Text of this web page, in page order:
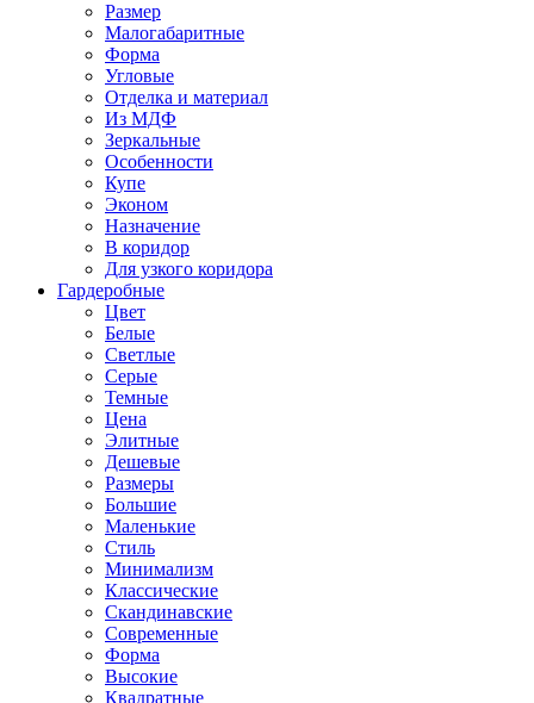
Размер
Малогабаритные
Форма
Угловые
Отделка и материал
Из МДФ
Зеркальные
Особенности
Купе
Эконом
Назначение
В коридор
Для узкого коридора
Гардеробные
Цвет
Белые
Светлые
Серые
Темные
Цена
Элитные
Дешевые
Размеры
Большие
Маленькие
Стиль
Минимализм
Классические
Скандинавские
Современные
Форма
Высокие
Квадратные